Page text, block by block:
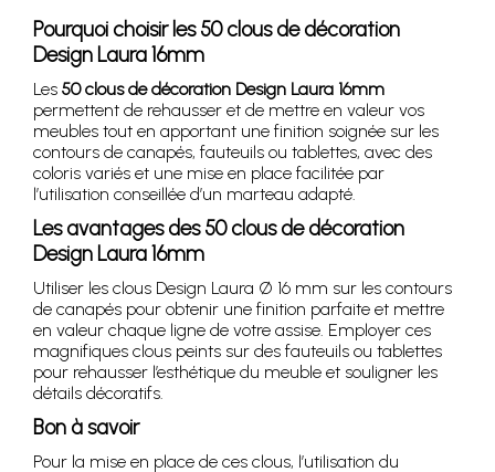
Pourquoi choisir les 50 clous de décoration
Design Laura 16mm
Les 50 clous de décoration Design Laura 16mm
permettent de rehausser et de mettre en valeur vos
meubles tout en apportant une finition soignée sur les
contours de canapés, fauteuils ou tablettes, avec des
coloris variés et une mise en place facilitée par
l’utilisation conseillée d’un marteau adapté.
Les avantages des 50 clous de décoration
Design Laura 16mm
Utiliser les clous Design Laura Ø 16 mm sur les contours
de canapés pour obtenir une finition parfaite et mettre
en valeur chaque ligne de votre assise. Employer ces
magnifiques clous peints sur des fauteuils ou tablettes
pour rehausser l’esthétique du meuble et souligner les
détails décoratifs.
Bon à savoir
Pour la mise en place de ces clous, l’utilisation du